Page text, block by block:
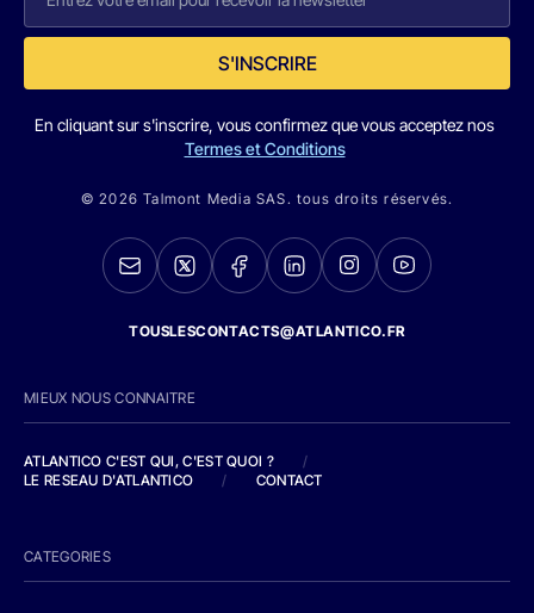
S'INSCRIRE
En cliquant sur s'inscrire, vous confirmez que vous acceptez nos
Termes et Conditions
© 2026 Talmont Media SAS. tous droits réservés.
TOUSLESCONTACTS@ATLANTICO.FR
MIEUX NOUS CONNAITRE
ATLANTICO C'EST QUI, C'EST QUOI ?
/
LE RESEAU D'ATLANTICO
/ CONTACT
CATEGORIES